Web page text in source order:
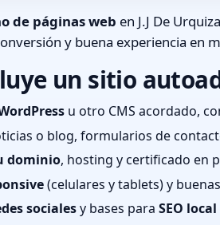
de páginas web en J.J De
y buena experiencia en
un sitio
u otro CMS acordado,
o blog, formularios de
dominio, hosting y certificado en
(celulares y tablets) y
socialesy bases para SEO local